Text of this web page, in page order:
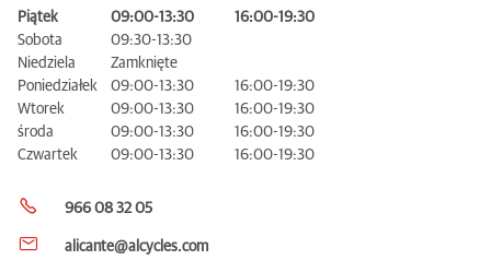
Piątek 09:00-13:30
16:00-19:30
Sobota
09:30-13:30
Niedziela
Zamknięte
Poniedziałek
09:00-13:30
16:00-19:30
Wtorek
09:00-13:30
16:00-19:30
środa
09:00-13:30
16:00-19:30
Czwartek
09:00-13:30 16:00-19:30
966 08 32 05
alicante@alcycles.com